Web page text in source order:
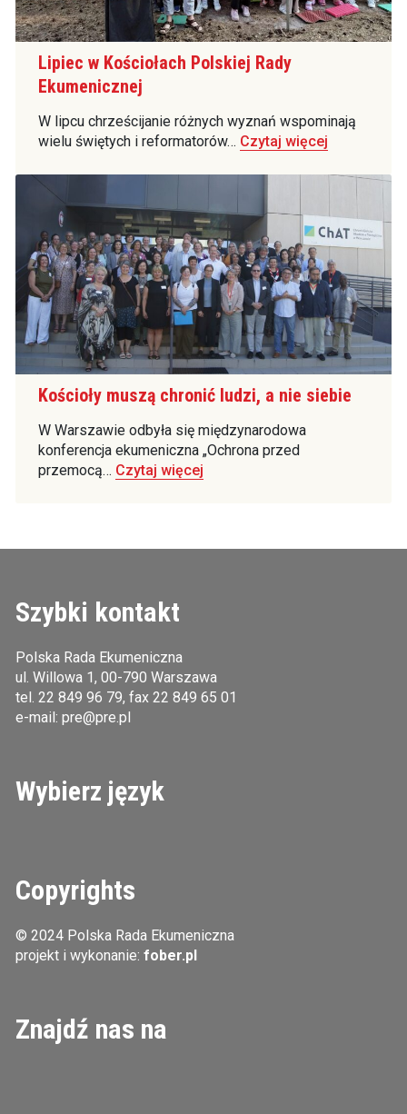
Lipiec w Kościołach Polskiej Rady
Ekumenicznej
W lipcu chrześcijanie różnych wyznań wspominają
wielu świętych i reformatorów… Czytaj więcej
Kościoły muszą chronić ludzi, a nie siebie
W Warszawie odbyła się międzynarodowa
konferencja ekumeniczna „Ochrona przed
przemocą… Czytaj więcej
Szybki kontakt
Polska Rada Ekumeniczna
ul. Willowa 1, 00-790 Warszawa
tel. 22 849 96 79, fax 22 849 65 01
e-mail: pre@pre.pl
Wybierz język
Copyrights
© 2024 Polska Rada Ekumeniczna
projekt i wykonanie: fober.pl
Znajdź nas na